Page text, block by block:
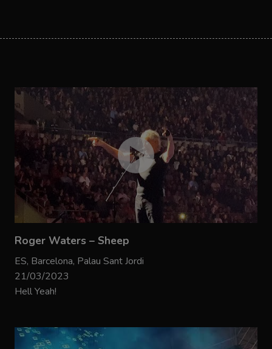
Roger Waters – Sheep
ES, Barcelona, Palau Sant Jordi
21/03/2023
Hell Yeah!